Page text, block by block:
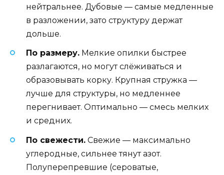
нейтральнее. Дубовые — самые медленные
в разложении, зато структуру держат
дольше.
По размеру. Мелкие опилки быстрее
разлагаются, но могут слёживаться и
образовывать корку. Крупная стружка —
лучше для структуры, но медленнее
перегнивает. Оптимально — смесь мелких
и средних.
По свежести. Свежие — максимально
углеродные, сильнее тянут азот.
Полуперепревшие (сероватые,